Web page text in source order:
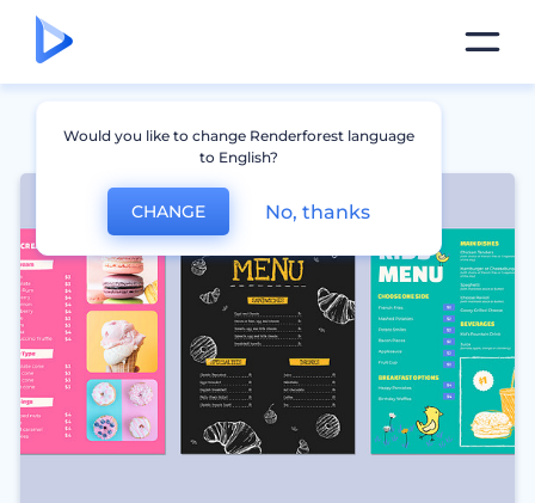
Would you like to change Renderforest language
to English?
CHANGE No, thanks